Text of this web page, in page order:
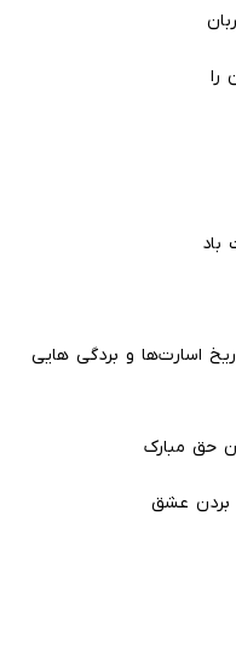
را
باد
اسارت‌ها و بردگى هایى
حق مبارک
بردن عشق